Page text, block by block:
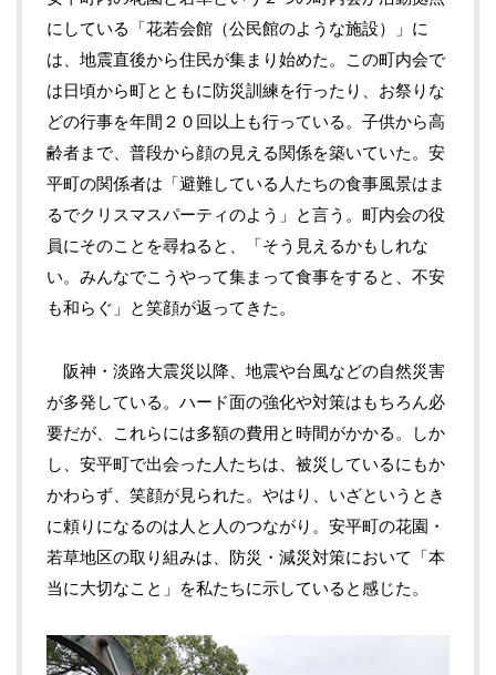
にしている「花若会館（公民館のような施設）」に
は、地震直後から住民が集まり始めた。この町内会で
は日頃から町とともに防災訓練を行ったり、お祭りな
どの行事を年間２０回以上も行っている。子供から高
齢者まで、普段から顔の見える関係を築いていた。安
平町の関係者は「避難している人たちの食事風景はま
るでクリスマスパーティのよう」と言う。町内会の役
員にそのことを尋ねると、「そう見えるかもしれな
い。みんなでこうやって集まって食事をすると、不安
も和らぐ」と笑顔が返ってきた。
阪神・淡路大震災以降、地震や台風などの自然災害
が多発している。ハード面の強化や対策はもちろん必
要だが、これらには多額の費用と時間がかかる。しか
し、安平町で出会った人たちは、被災しているにもか
かわらず、笑顔が見られた。やはり、いざというとき
に頼りになるのは人と人のつながり。安平町の花園・
若草地区の取り組みは、防災・減災対策において「本
当に大切なこと」を私たちに示していると感じた。